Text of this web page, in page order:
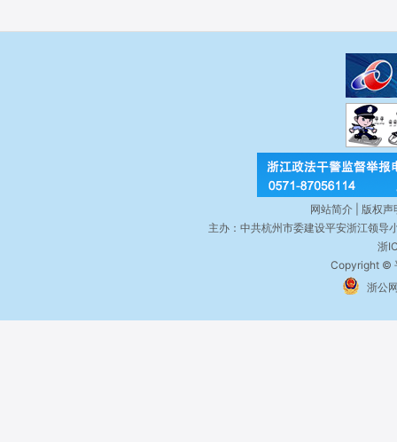
网站简介 | 版权
主办：中共杭州市委建设平安浙江领导
浙
Copyright ©
浙公